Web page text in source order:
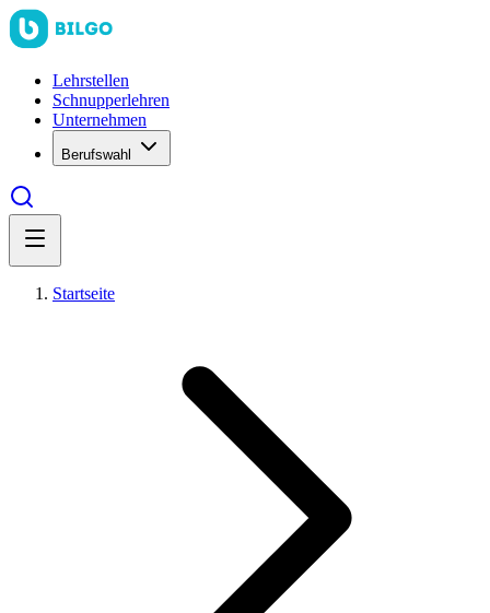
Lehrstellen
Schnupperlehren
Unternehmen
Berufswahl
Startseite